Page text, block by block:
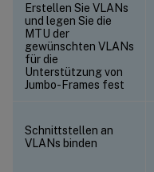
Erstellen Sie VLANs
und legen Sie die
MTU der
gewünschten VLANs
für die
Unterstützung von
Jumbo-Frames fest
Schnittstellen an
VLANs binden